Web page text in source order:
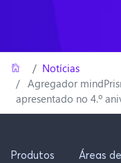
Home
/ Notícias
Agregador
apresentado no 4.º
Produtos Áreas